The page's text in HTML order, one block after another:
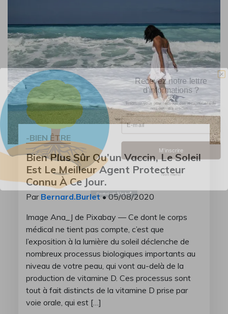
-BIEN ÊTRE
Bien Plus Sûr Qu’un Vaccin, Le Soleil
Est Le Meilleur Agent Protecteur
Connu À Ce Jour.
Par Bernard.Burlet• 05/08/2020
Image Ana_J de Pixabay — Ce dont le corps
médical ne tient pas compte, c’est que
l’exposition à la lumière du soleil déclenche de
nombreux processus biologiques importants au
niveau de votre peau, qui vont au-delà de la
production de vitamine D. Ces processus sont
tout à fait distincts de la vitamine D prise par
voie orale, qui est […]
Recevez notre lettre
d'informations ?
Inscrivez-vous pour recevoir des récapitulatifs de
nos derniers articles...
Email
Non merci